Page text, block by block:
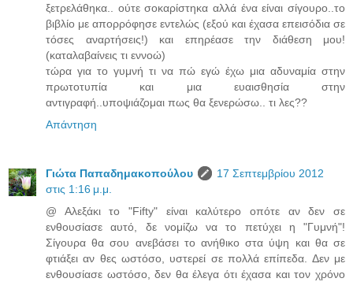
ξετρελάθηκα.. ούτε σοκαρίστηκα αλλά ένα είναι σίγουρο..το
βιβλίο με απορρόφησε εντελώς (εξού και έχασα επεισόδια σε
τόσες αναρτήσεις!) και επηρέασε την διάθεση μου!
(καταλαβαίνεις τι εννοώ)
τώρα για το γυμνή τι να πώ εγώ έχω μια αδυναμία στην
πρωτοτυπία και μια ευαισθησία στην
αντιγραφή..υποψιάζομαι πως θα ξενερώσω.. τι λες??
Απάντηση
Γιώτα Παπαδημακοπούλου
17 Σεπτεμβρίου 2012
στις 1:16 μ.μ.
@ Αλεξάκι το "Fifty" είναι καλύτερο οπότε αν δεν σε
ενθουσίασε αυτό, δε νομίζω να το πετύχει η "Γυμνή"!
Σίγουρα θα σου ανεβάσει το ανήθικο στα ύψη και θα σε
φτιάξει αν θες ωστόσο, υστερεί σε πολλά επίπεδα. Δεν με
ενθουσίασε ωστόσο, δεν θα έλεγα ότι έχασα και τον χρόνο